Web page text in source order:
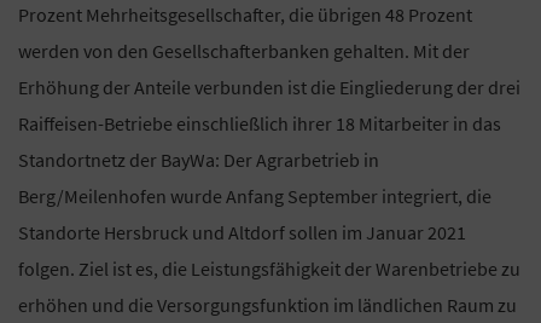
Prozent Mehrheitsgesellschafter, die übrigen 48 Prozent
werden von den Gesellschafterbanken gehalten. Mit der
Erhöhung der Anteile verbunden ist die Eingliederung der drei
Raiffeisen-Betriebe einschließlich ihrer 18 Mitarbeiter in das
Standortnetz der BayWa: Der Agrarbetrieb in
Berg/Meilenhofen wurde Anfang September integriert, die
Standorte Hersbruck und Altdorf sollen im Januar 2021
folgen. Ziel ist es, die Leistungsfähigkeit der Warenbetriebe zu
erhöhen und die Versorgungsfunktion im ländlichen Raum zu